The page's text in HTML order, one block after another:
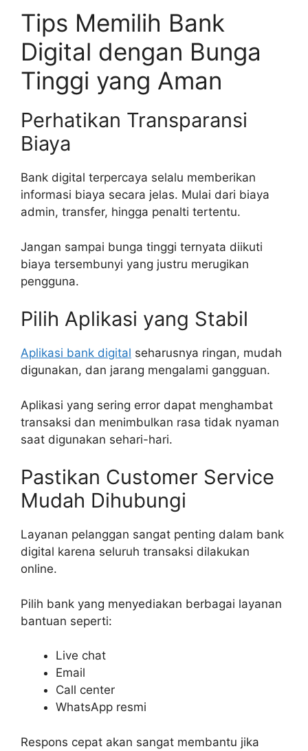
Tips Memilih Bank
Digital dengan Bunga
Tinggi yang Aman
Perhatikan Transparansi
Biaya
Bank digital terpercaya selalu memberikan
informasi biaya secara jelas. Mulai dari biaya
admin, transfer, hingga penalti tertentu.
Jangan sampai bunga tinggi ternyata diikuti
biaya tersembunyi yang justru merugikan
pengguna.
Pilih Aplikasi yang Stabil
Aplikasi bank digital seharusnya ringan, mudah
digunakan, dan jarang mengalami gangguan.
Aplikasi yang sering error dapat menghambat
transaksi dan menimbulkan rasa tidak nyaman
saat digunakan sehari-hari.
Pastikan Customer Service
Mudah Dihubungi
Layanan pelanggan sangat penting dalam bank
digital karena seluruh transaksi dilakukan
online.
Pilih bank yang menyediakan berbagai layanan
bantuan seperti:
Live chat
Email
Call center
WhatsApp resmi
Respons cepat akan sangat membantu jika